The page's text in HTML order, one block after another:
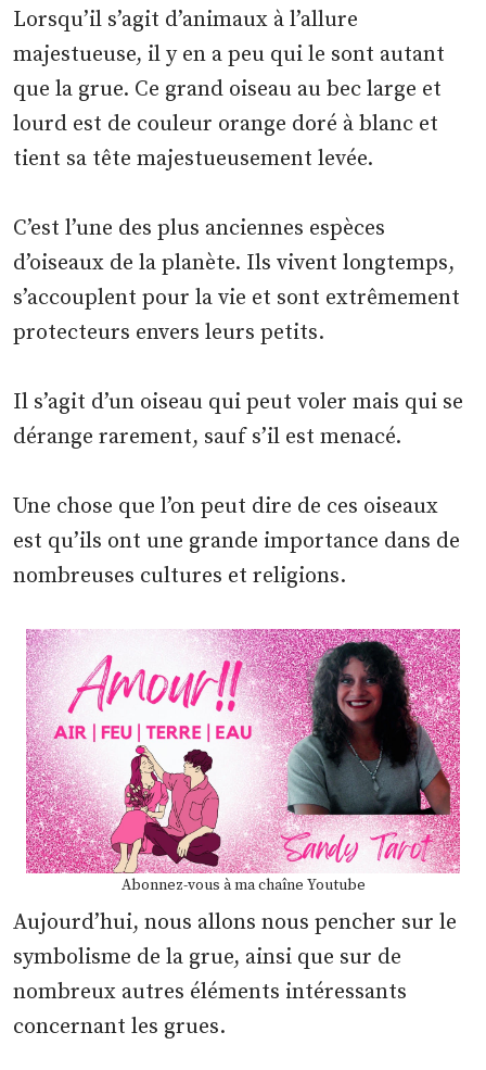
Lorsqu’il s’agit d’animaux à l’allure
majestueuse, il y en a peu qui le sont autant
que la grue. Ce grand oiseau au bec large et
lourd est de couleur orange doré à blanc et
tient sa tête majestueusement levée.
C’est l’une des plus anciennes espèces
d’oiseaux de la planète. Ils vivent longtemps,
s’accouplent pour la vie et sont extrêmement
protecteurs envers leurs petits.
Il s’agit d’un oiseau qui peut voler mais qui se
dérange rarement, sauf s’il est menacé.
Une chose que l’on peut dire de ces oiseaux
est qu’ils ont une grande importance dans de
nombreuses cultures et religions.
Abonnez-vous à ma chaîne Youtube
Aujourd’hui, nous allons nous pencher sur le
symbolisme de la grue, ainsi que sur de
nombreux autres éléments intéressants
concernant les grues.